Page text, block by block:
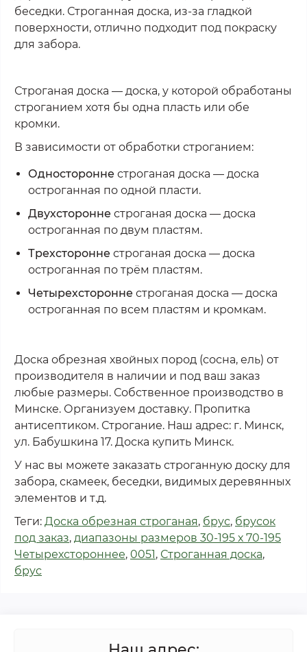
беседки. Строганная доска, из-за гладкой
поверхности, отлично подходит под покраску
для забора.
Строганая доска — доска, у которой обработаны
строганием хотя бы одна пласть или обе
кромки.
В зависимости от обработки строганием:
Односторонне строганая доска — доска
остроганная по одной пласти.
Двухсторонне строганая доска — доска
остроганная по двум пластям.
Трехсторонне строганая доска — доска
остроганная по трём пластям.
Четырехсторонне строганая доска — доска
остроганная по всем пластям и кромкам.
Доска обрезная хвойных пород (сосна, ель) от
производителя в наличии и под ваш заказ
любые размеры. Собственное производство в
Минске. Организуем доставку. Пропитка
антисептиком. Строгание. Наш адрес: г. Минск,
ул. Бабушкина 17. Доска купить Минск.
У нас вы можете заказать строганную доску для
забора, скамеек, беседки, видимых деревянных
элементов и т.д.
Теги: Доска обрезная строганая, брус, брусок
под заказ, диапазоны размеров 30-195 х 70-195
Четырехстороннее, 0051, Строганная доска,
брус